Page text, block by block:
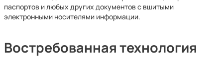
паспортов и любых других документов с вшитыми
электронными носителями информации.
Востребованная технология